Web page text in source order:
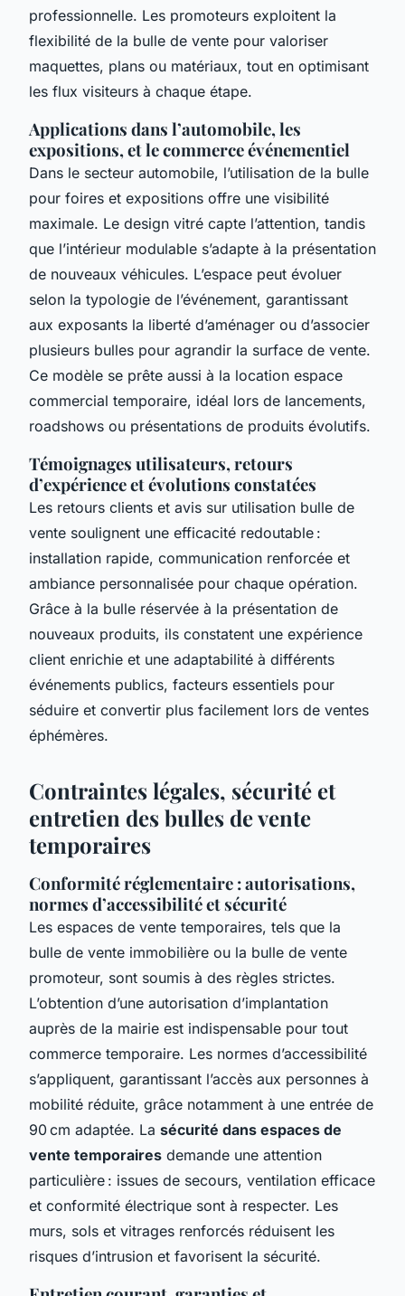
professionnelle. Les promoteurs exploitent la
flexibilité de la bulle de vente pour valoriser
maquettes, plans ou matériaux, tout en optimisant
les flux visiteurs à chaque étape.
Applications dans l’automobile, les
expositions, et le commerce événementiel
Dans le secteur automobile, l’utilisation de la bulle
pour foires et expositions offre une visibilité
maximale. Le design vitré capte l’attention, tandis
que l’intérieur modulable s’adapte à la présentation
de nouveaux véhicules. L’espace peut évoluer
selon la typologie de l’événement, garantissant
aux exposants la liberté d’aménager ou d’associer
plusieurs bulles pour agrandir la surface de vente.
Ce modèle se prête aussi à la location espace
commercial temporaire, idéal lors de lancements,
roadshows ou présentations de produits évolutifs.
Témoignages utilisateurs, retours
d’expérience et évolutions constatées
Les retours clients et avis sur utilisation bulle de
vente soulignent une efficacité redoutable :
installation rapide, communication renforcée et
ambiance personnalisée pour chaque opération.
Grâce à la bulle réservée à la présentation de
nouveaux produits, ils constatent une expérience
client enrichie et une adaptabilité à différents
événements publics, facteurs essentiels pour
séduire et convertir plus facilement lors de ventes
éphémères.
Contraintes légales, sécurité et
entretien des bulles de vente
temporaires
Conformité réglementaire : autorisations,
normes d’accessibilité et sécurité
Les espaces de vente temporaires, tels que la
bulle de vente immobilière ou la bulle de vente
promoteur, sont soumis à des règles strictes.
L’obtention d’une autorisation d’implantation
auprès de la mairie est indispensable pour tout
commerce temporaire. Les normes d’accessibilité
s’appliquent, garantissant l’accès aux personnes à
mobilité réduite, grâce notamment à une entrée de
90 cm adaptée. La sécurité dans espaces de
vente temporaires demande une attention
particulière : issues de secours, ventilation efficace
et conformité électrique sont à respecter. Les
murs, sols et vitrages renforcés réduisent les
risques d’intrusion et favorisent la sécurité.